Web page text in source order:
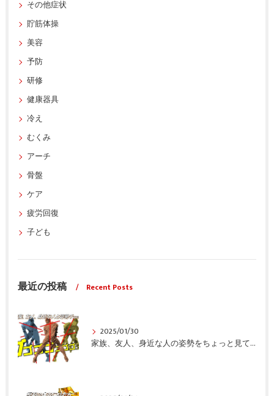
その他症状
貯筋体操
美容
予防
研修
健康器具
冷え
むくみ
アーチ
骨盤
ケア
疲労回復
子ども
最近の投稿 Recent Posts
2025/01/30
家族、友人、身近な人の姿勢をちょっと見てみませんか？